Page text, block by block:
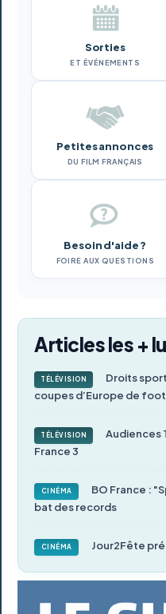
Sorties
ET ÉVÉNEMENTS
Petites annonces
DU FILM FRANÇAIS
Besoin d'aide ?
FOIRE AUX QUESTIONS
Articles les +
TÉLÉVISION
Droits
coupes d’Europe de
TÉLÉVISION
Audiences
France 3
CINÉMA
BO France :
bat des records
CINÉMA Jour2Fête